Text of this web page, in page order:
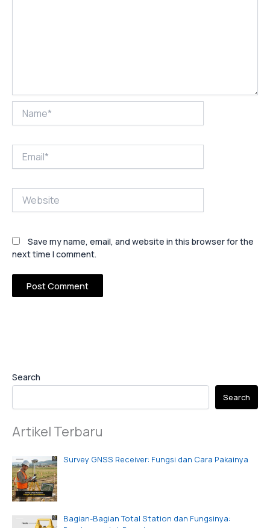
Search
Search
Artikel Terbaru
Survey GNSS Receiver: Fungsi dan Cara Pakainya
Bagian-Bagian Total Station dan Fungsinya:
Save my name, email, and website in this browser for the
next time I comment.